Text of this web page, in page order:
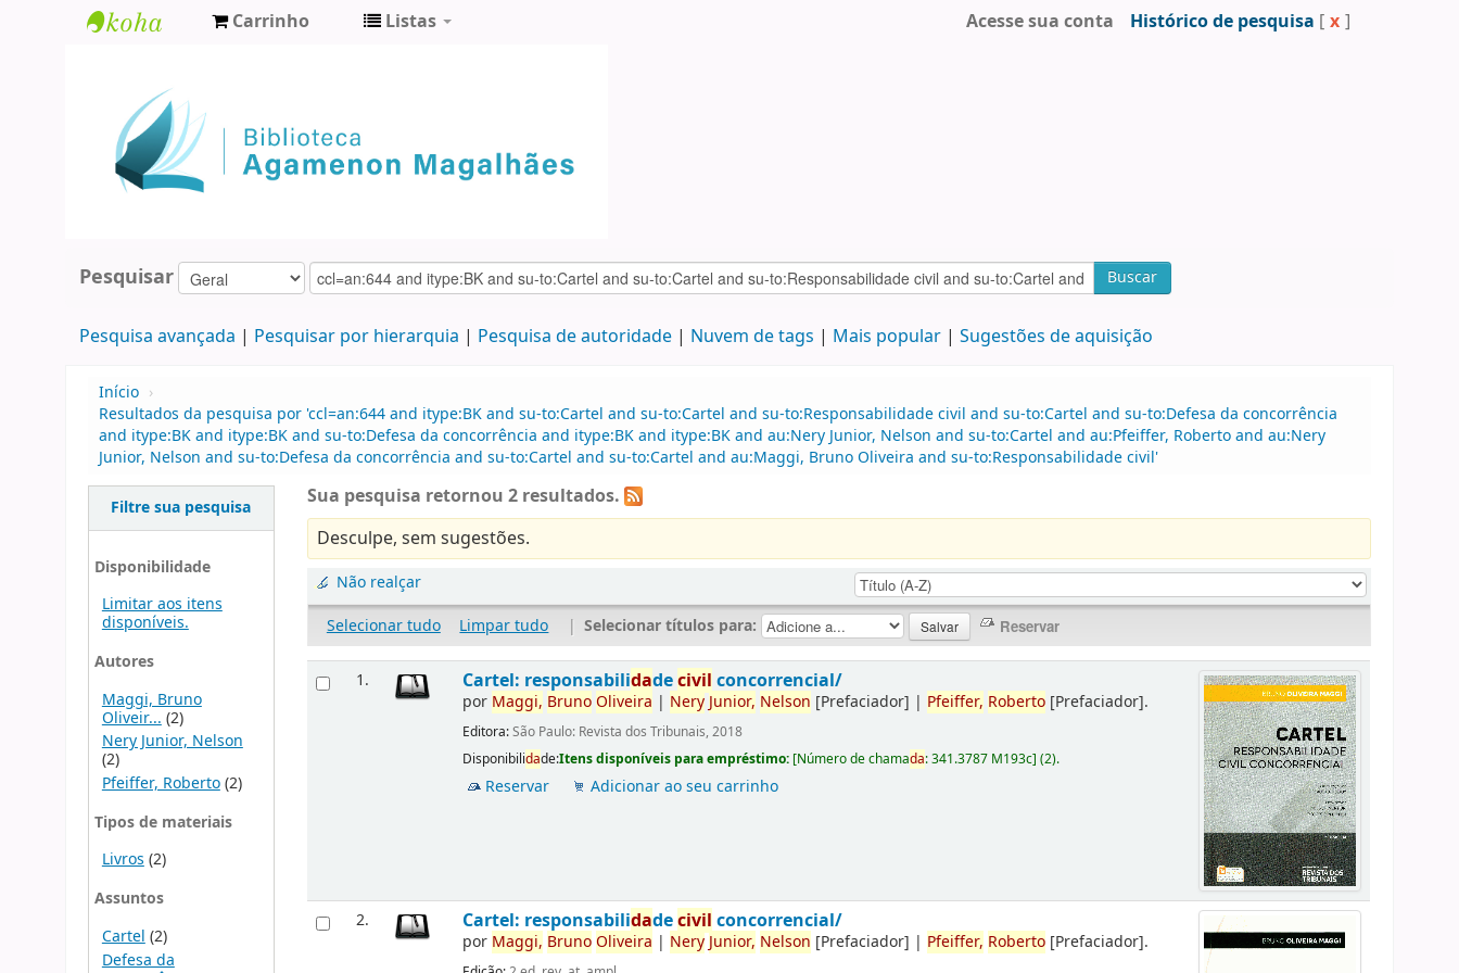
Agamenon
Magalhães
Carrinho Listas Acesse sua conta Histórico de pesquisa [ x ]
Pesquisar Buscar
Pesquisa avançada Pesquisar por hierarquia Pesquisa de autoridade Nuvem de tags Mais popular Sugestões de aquisição
Início ›
Resultados da pesquisa por 'ccl=an:644 and itype:BK and su-to:Cartel and su-to:Cartel and su-to:Responsabilidade civil and su-to:Cartel and su-to:Defesa da concorrência
and itype:BK and itype:BK and su-to:Defesa da concorrência and itype:BK and itype:BK and au:Nery Junior, Nelson and su-to:Cartel and au:Pfeiffer, Roberto and au:Nery
Junior, Nelson and su-to:Defesa da concorrência and su-to:Cartel and su-to:Cartel and au:Maggi, Bruno Oliveira and su-to:Responsabilidade civil'
Filtre sua pesquisa
Disponibilidade
Limitar aos itens
disponíveis.
Autores
Maggi, Bruno
Oliveir... (2)
Nery Junior, Nelson
(2)
Pfeiffer, Roberto(2)
Tipos de materiais
Livros(2)
Assuntos
Cartel (2)
Defesa da
Sua pesquisa retornou 2 resultados.
Desculpe, sem sugestões.
Não realçar
Selecionar tudo
Limpar tudo | Selecionar títulos para:
1. Cartel: responsabilidadecivil concorrencial/
por Maggi, BrunoOliveira | NeryJunior, Nelson [Prefaciador] | Pfeiffer, Roberto [Prefaciador].
Editora:São Paulo: Revista dos Tribunais, 2018
Disponibilidade:Itens disponíveis para empréstimo: [Número de chamada:341.3787 M193c](2).
Reservar Adicionar ao seu carrinho
2. Cartel: responsabilidadecivil concorrencial/
por Maggi, BrunoOliveira | NeryJunior, Nelson [Prefaciador] | Pfeiffer, Roberto [Prefaciador].